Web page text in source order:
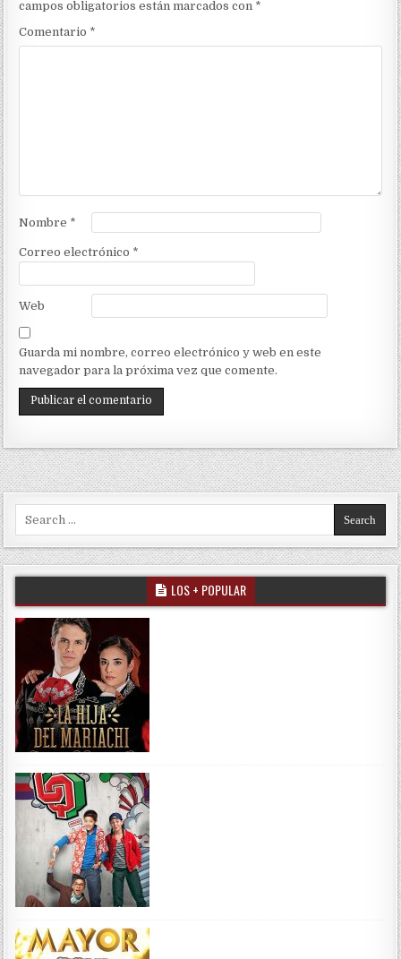
campos obligatorios están marcados con *
Comentario *
Nombre *
Correo electrónico *
Web
Guarda mi nombre, correo electrónico y web en este
navegador para la próxima vez que comente.
LOS + POPULAR